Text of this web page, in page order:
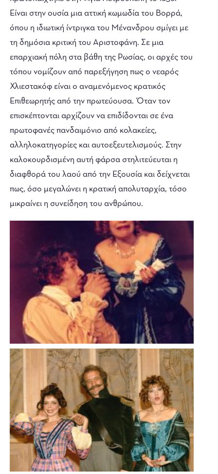
Είναι στην ουσία μια αττική κωμωδία του Βορρά,
όπου η ιδιωτική ίντριγκα του Μένανδρου σμίγει με
τη δημόσια κριτική του Αριστοφάνη. Σε μια
επαρχιακή πόλη στα βάθη της Ρωσίας, οι αρχές του
τόπου νομίζουν από παρεξήγηση πως ο νεαρός
Χλιεστακόφ είναι ο αναμενόμενος κρατικός
Επιθεωρητής από την πρωτεύουσα. Όταν τον
επισκέπτονται αρχίζουν να επιδίδονται σε ένα
πρωτοφανές πανδαιμόνιο από κολακείες,
αλληλοκατηγορίες και αυτοεξευτελισμούς. Στην
καλοκουρδισμένη αυτή φάρσα στηλιτεύευται η
διαφθορά του λαού από την Εξουσία και δείχνεται
πως, όσο μεγαλώνει η κρατική απολυταρχία, τόσο
μικραίνει η συνείδηση του ανθρώπου.